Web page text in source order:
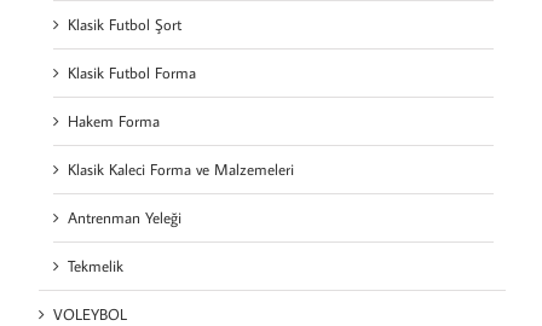
Klasik Futbol Şort
Klasik Futbol Forma
Hakem Forma
Klasik Kaleci Forma ve Malzemeleri
Antrenman Yeleği
Tekmelik
VOLEYBOL